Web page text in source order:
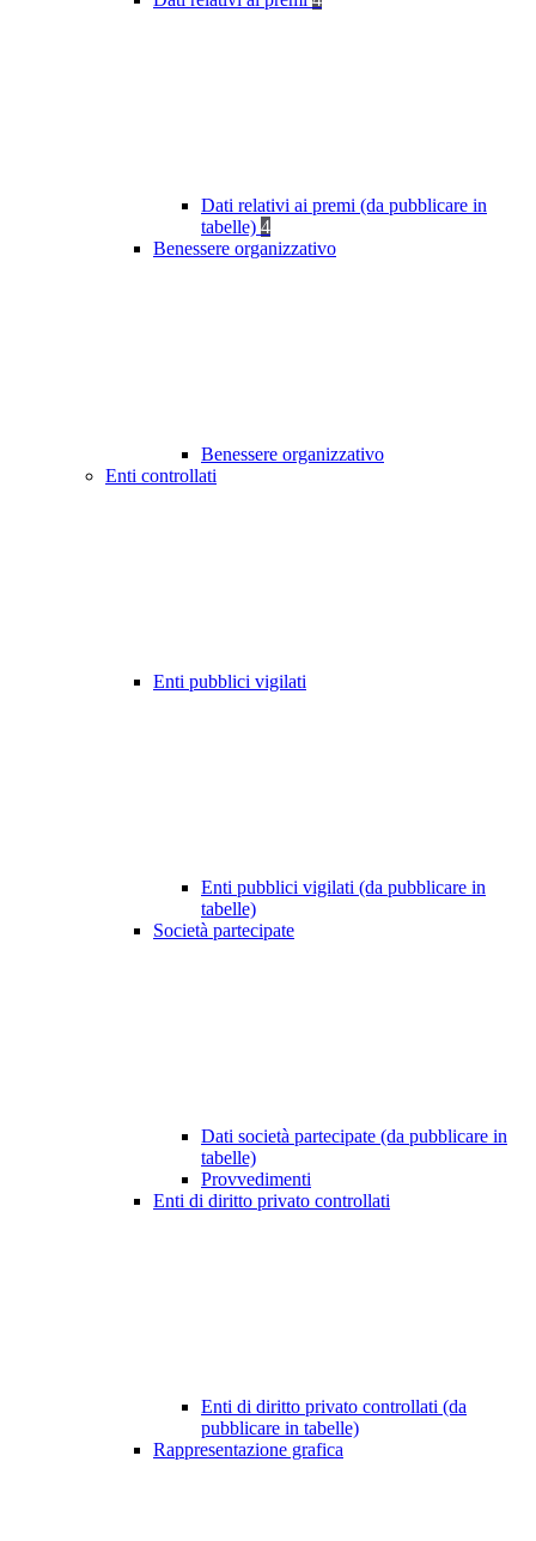
Dati relativi ai premi (da pubblicare in
tabelle) 4
Benessere organizzativo
Benessere organizzativo
Enti controllati
Enti pubblici vigilati
Enti pubblici vigilati (da pubblicare in
tabelle)
Società partecipate
Dati società partecipate (da pubblicare in
tabelle)
Provvedimenti
Enti di diritto privato controllati
Enti di diritto privato controllati (da
pubblicare in tabelle)
Rappresentazione grafica